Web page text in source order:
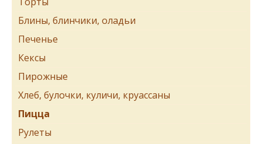
Блины, блинчики, оладьи
Печенье
Кексы
Пирожные
Хлеб, булочки, куличи, круассаны
Пицца
Рулеты